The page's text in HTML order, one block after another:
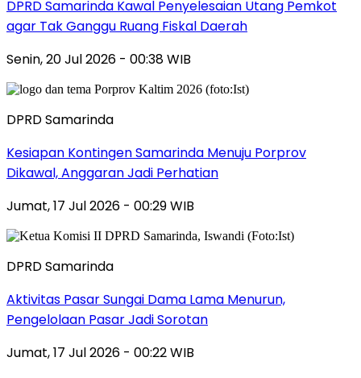
DPRD Samarinda Kawal Penyelesaian Utang Pemkot
agar Tak Ganggu Ruang Fiskal Daerah
Senin, 20 Jul 2026 - 00:38 WIB
DPRD Samarinda
Kesiapan Kontingen Samarinda Menuju Porprov
Dikawal, Anggaran Jadi Perhatian
Jumat, 17 Jul 2026 - 00:29 WIB
DPRD Samarinda
Aktivitas Pasar Sungai Dama Lama Menurun,
Pengelolaan Pasar Jadi Sorotan
Jumat, 17 Jul 2026 - 00:22 WIB